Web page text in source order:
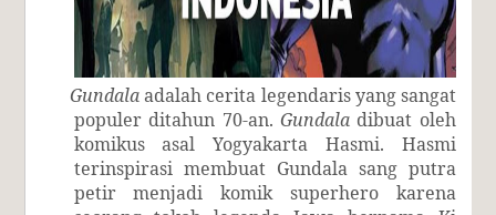
Gundalaadalah cerita legendaris yang sangat
populer ditahun 70-an. Gundaladibuat oleh
komikus asal Yogyakarta Hasmi. Hasmi
terinspirasi membuat Gundala sang putra
petir menjadi komik superhero karena